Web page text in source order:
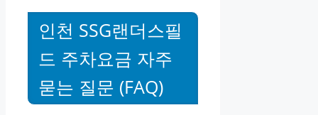
인천 SSG랜더스필
드 주차요금 자주
묻는 질문 (FAQ)